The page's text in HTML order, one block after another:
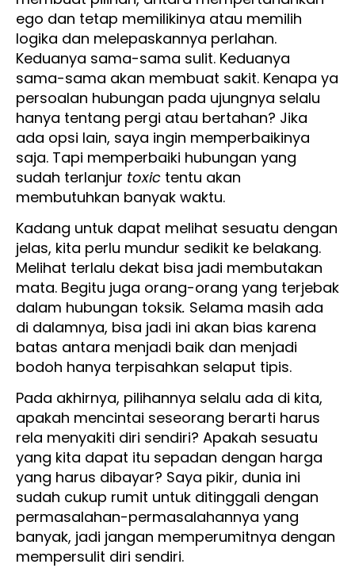
ego dan tetap memilikinya atau memilih
logika dan melepaskannya perlahan.
Keduanya sama-sama sulit. Keduanya
sama-sama akan membuat sakit. Kenapa ya
persoalan hubungan pada ujungnya selalu
hanya tentang pergi atau bertahan? Jika
ada opsi lain, saya ingin memperbaikinya
saja. Tapi memperbaiki hubungan yang
sudah terlanjur toxic tentu akan
membutuhkan banyak waktu.
Kadang untuk dapat melihat sesuatu dengan
jelas, kita perlu mundur sedikit ke belakang.
Melihat terlalu dekat bisa jadi membutakan
mata. Begitu juga orang-orang yang terjebak
dalam hubungan toksik. Selama masih ada
di dalamnya, bisa jadi ini akan bias karena
batas antara menjadi baik dan menjadi
bodoh hanya terpisahkan selaput tipis.
Pada akhirnya, pilihannya selalu ada di kita,
apakah mencintai seseorang berarti harus
rela menyakiti diri sendiri? Apakah sesuatu
yang kita dapat itu sepadan dengan harga
yang harus dibayar? Saya pikir, dunia ini
sudah cukup rumit untuk ditinggali dengan
permasalahan-permasalahannya yang
banyak, jadi jangan memperumitnya dengan
mempersulit diri sendiri.